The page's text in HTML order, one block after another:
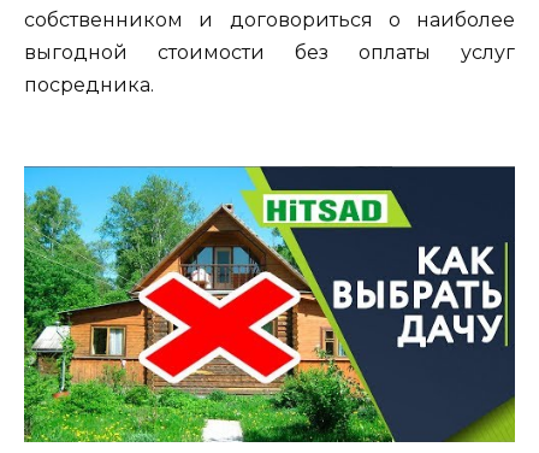
собственником и договориться о наиболее
выгодной стоимости без оплаты услуг
посредника.